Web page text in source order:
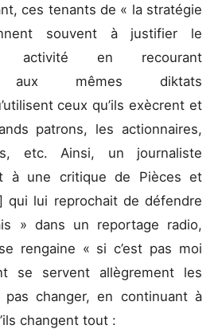
ces tenants de « la stratégie
souvent à justifier le
activité en recourant
aux mêmes diktats
ceux qu’ils exècrent et
patrons, les actionnaires,
etc. Ainsi, un journaliste
à une critique de Pièces et
qui lui reprochait de défendre
» dans un reportage radio,
rengaine « si c’est pas moi
se servent allègrement les
changer, en continuant à
changent tout :